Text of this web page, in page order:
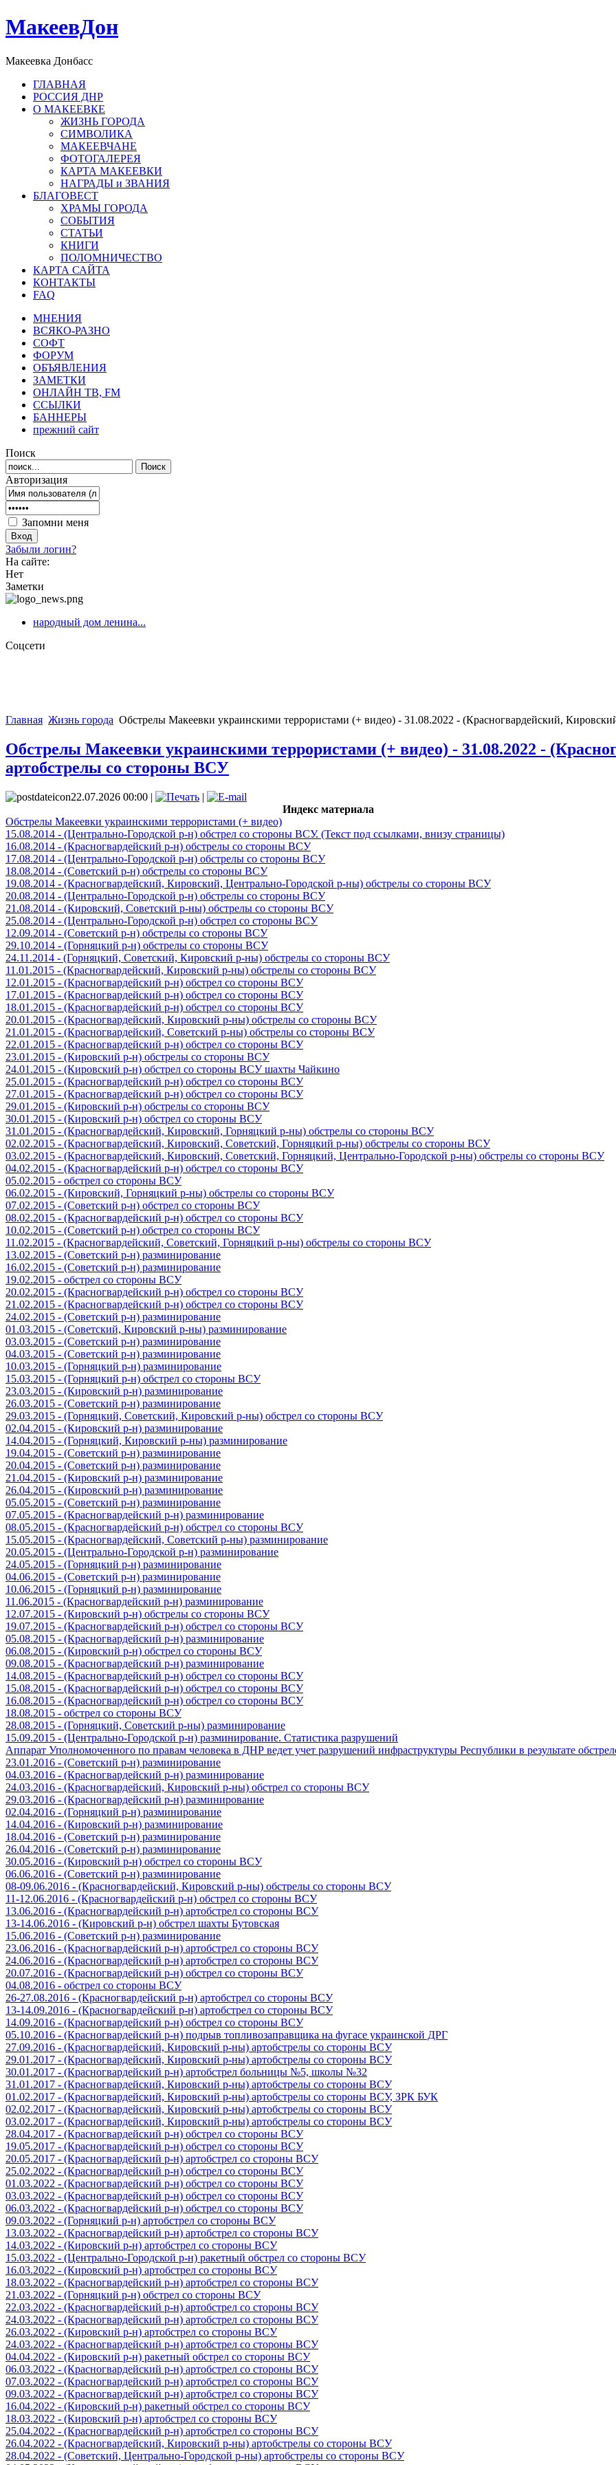
МакеевДон
Макеевка Донбасс
ГЛАВНАЯ
РОССИЯ ДНР
О МАКЕЕВКЕ
ЖИЗНЬ ГОРОДА
СИМВОЛИКА
МАКЕЕВЧАНЕ
ФОТОГАЛЕРЕЯ
КАРТА МАКЕЕВКИ
НАГРАДЫ и ЗВАНИЯ
БЛАГОВЕСТ
ХРАМЫ ГОРОДА
СОБЫТИЯ
СТАТЬИ
КНИГИ
ПОЛОМНИЧЕСТВО
КАРТА САЙТА
КОНТАКТЫ
FAQ
МНЕНИЯ
ВСЯКО-РАЗНО
СОФТ
ФОРУМ
ОБЪЯВЛЕНИЯ
ЗАМЕТКИ
ОНЛАЙН ТВ, FM
ССЫЛКИ
БАННЕРЫ
прежний сайт
Поиск
Авторизация
Запомни меня
Забыли логин?
На сайте:
Нет
Заметки
народный дом ленина...
Соцсети
Главная Жизнь города Обстрелы Макеевки украинскими террористами (+ видео) - 31.08.2022 - (Красногвардейский,
Обстрелы Макеевки украинскими террористами (+ видео) - 31.08.2022 -
артобстрелы со стороны ВСУ
22.07.2026 00:00 |
|
Индекс материала
Обстрелы Макеевки украинскими террористами (+ видео)
15.08.2014 - (Центрально-Городской р-н) обстрел со стороны ВСУ. (Текст под ссылками, внизу страницы)
16.08.2014 - (Красногвардейский р-н) обстрелы со стороны ВСУ
17.08.2014 - (Центрально-Городской р-н) обстрелы со стороны ВСУ
18.08.2014 - (Советский р-н) обстрелы со стороны ВСУ
19.08.2014 - (Красногвардейский, Кировский, Центрально-Городской р-ны) обстрелы со стороны ВСУ
20.08.2014 - (Центрально-Городской р-н) обстрелы со стороны ВСУ
21.08.2014 - (Кировский, Советский р-ны) обстрелы со стороны ВСУ
25.08.2014 - (Центрально-Городской р-н) обстрел со стороны ВСУ
12.09.2014 - (Советский р-н) обстрелы со стороны ВСУ
29.10.2014 - (Горняцкий р-н) обстрелы со стороны ВСУ
24.11.2014 - (Горняцкий, Советский, Кировский р-ны) обстрелы со стороны ВСУ
11.01.2015 - (Красногвардейский, Кировский р-ны) обстрелы со стороны ВСУ
12.01.2015 - (Красногвардейский р-н) обстрел со стороны ВСУ
17.01.2015 - (Красногвардейский р-н) обстрел со стороны ВСУ
18.01.2015 - (Красногвардейский р-н) обстрел со стороны ВСУ
20.01.2015 - (Красногвардейский, Кировский р-ны) обстрелы со стороны ВСУ
21.01.2015 - (Красногвардейский, Советский р-ны) обстрелы со стороны ВСУ
22.01.2015 - (Красногвардейский р-н) обстрел со стороны ВСУ
23.01.2015 - (Кировский р-н) обстрелы со стороны ВСУ
24.01.2015 - (Кировский р-н) обстрел со стороны ВСУ шахты Чайкино
25.01.2015 - (Красногвардейский р-н) обстрел со стороны ВСУ
27.01.2015 - (Красногвардейский р-н) обстрел со стороны ВСУ
29.01.2015 - (Кировский р-н) обстрелы со стороны ВСУ
30.01.2015 - (Кировский р-н) обстрел со стороны ВСУ
31.01.2015 - (Красногвардейский, Кировский, Горняцкий р-ны) обстрелы со стороны ВСУ
02.02.2015 - (Красногвардейский, Кировский, Советский, Горняцкий р-ны) обстрелы со стороны ВСУ
03.02.2015 - (Красногвардейский, Кировский, Советский, Горняцкий, Центрально-Городской р-ны) обстрелы со стороны ВСУ
04.02.2015 - (Красногвардейский р-н) обстрел со стороны ВСУ
05.02.2015 - обстрел со стороны ВСУ
06.02.2015 - (Кировский, Горняцкий р-ны) обстрелы со стороны ВСУ
07.02.2015 - (Советский р-н) обстрел со стороны ВСУ
08.02.2015 - (Красногвардейский р-н) обстрел со стороны ВСУ
10.02.2015 - (Советский р-н) обстрел со стороны ВСУ
11.02.2015 - (Красногвардейский, Советский, Горняцкий р-ны) обстрелы со стороны ВСУ
13.02.2015 - (Советский р-н) разминирование
16.02.2015 - (Советский р-н) разминирование
19.02.2015 - обстрел со стороны ВСУ
20.02.2015 - (Красногвардейский р-н) обстрел со стороны ВСУ
21.02.2015 - (Красногвардейский р-н) обстрел со стороны ВСУ
24.02.2015 - (Советский р-н) разминирование
01.03.2015 - (Советский, Кировский р-ны) разминирование
03.03.2015 - (Советский р-н) разминирование
04.03.2015 - (Советский р-н) разминирование
10.03.2015 - (Горняцкий р-н) разминирование
15.03.2015 - (Горняцкий р-н) обстрел со стороны ВСУ
23.03.2015 - (Кировский р-н) разминирование
26.03.2015 - (Советский р-н) разминирование
29.03.2015 - (Горняцкий, Советский, Кировский р-ны) обстрел со стороны ВСУ
02.04.2015 - (Кировский р-н) разминирование
14.04.2015 - (Горняцкий, Кировский р-ны) разминирование
19.04.2015 - (Советский р-н) разминирование
20.04.2015 - (Советский р-н) разминирование
21.04.2015 - (Кировский р-н) разминирование
26.04.2015 - (Кировский р-н) разминирование
05.05.2015 - (Советский р-н) разминирование
07.05.2015 - (Красногвардейский р-н) разминирование
08.05.2015 - (Красногвардейский р-н) обстрел со стороны ВСУ
15.05.2015 - (Красногвардейский, Советский р-ны) разминирование
20.05.2015 - (Центрально-Городской р-н) разминирование
24.05.2015 - (Горняцкий р-н) разминирование
04.06.2015 - (Советский р-н) разминирование
10.06.2015 - (Горняцкий р-н) разминирование
11.06.2015 - (Красногвардейский р-н) разминирование
12.07.2015 - (Кировский р-н) обстрелы со стороны ВСУ
19.07.2015 - (Красногвардейский р-н) обстрел со стороны ВСУ
05.08.2015 - (Красногвардейский р-н) разминирование
06.08.2015 - (Кировский р-н) обстрел со стороны ВСУ
09.08.2015 - (Красногвардейский р-н) разминирование
14.08.2015 - (Красногвардейский р-н) обстрел со стороны ВСУ
15.08.2015 - (Красногвардейский р-н) обстрел со стороны ВСУ
16.08.2015 - (Красногвардейский р-н) обстрел со стороны ВСУ
18.08.2015 - обстрел со стороны ВСУ
28.08.2015 - (Горняцкий, Советский р-ны) разминирование
15.09.2015 - (Центрально-Городской р-н) разминирование. Статистика разрушений
Аппарат Уполномоченного по правам человека в ДНР ведет учет разрушений инфраструктуры Республики в результате
23.01.2016 - (Советский р-н) разминирование
04.03.2016 - (Красногвардейский р-н) разминирование
24.03.2016 - (Красногвардейский, Кировский р-ны) обстрел со стороны ВСУ
29.03.2016 - (Красногвардейский р-н) разминирование
02.04.2016 - (Горняцкий р-н) разминирование
14.04.2016 - (Кировский р-н) разминирование
18.04.2016 - (Советский р-н) разминирование
26.04.2016 - (Советский р-н) разминирование
30.05.2016 - (Кировский р-н) обстрел со стороны ВСУ
06.06.2016 - (Советский р-н) разминирование
08-09.06.2016 - (Красногвардейский, Кировский р-ны) обстрелы со стороны ВСУ
11-12.06.2016 - (Красногвардейский р-н) обстрел со стороны ВСУ
13.06.2016 - (Красногвардейский р-н) артобстрел со стороны ВСУ
13-14.06.2016 - (Кировский р-н) обстрел шахты Бутовская
15.06.2016 - (Советский р-н) разминирование
23.06.2016 - (Красногвардейский р-н) артобстрел со стороны ВСУ
24.06.2016 - (Красногвардейский р-н) артобстрел со стороны ВСУ
20.07.2016 - (Красногвардейский р-н) обстрел со стороны ВСУ
04.08.2016 - обстрел со стороны ВСУ
26-27.08.2016 - (Красногвардейский р-н) артобстрел со стороны ВСУ
13-14.09.2016 - (Красногвардейский р-н) артобстрел со стороны ВСУ
14.09.2016 - (Красногвардейский р-н) обстрел со стороны ВСУ
05.10.2016 - (Красногвардейский р-н) подрыв топливозаправщика на фугасе украинской ДРГ
27.09.2016 - (Красногвардейский, Кировский р-ны) артобстрелы со стороны ВСУ
29.01.2017 - (Красногвардейский, Кировский р-ны) артобстрелы со стороны ВСУ
30.01.2017 - (Красногвардейский р-н) артобстрел больницы №5, школы №32
31.01.2017 - (Красногвардейский, Кировский р-ны) артобстрелы со стороны ВСУ
01.02.2017 - (Красногвардейский, Кировский р-ны) артобстрелы со стороны ВСУ, ЗРК БУК
02.02.2017 - (Красногвардейский, Кировский р-ны) артобстрелы со стороны ВСУ
03.02.2017 - (Красногвардейский, Кировский р-ны) артобстрелы со стороны ВСУ
28.04.2017 - (Красногвардейский р-н) обстрел со стороны ВСУ
19.05.2017 - (Красногвардейский р-н) обстрел со стороны ВСУ
20.05.2017 - (Красногвардейский р-н) артобстрел со стороны ВСУ
25.02.2022 - (Красногвардейский р-н) обстрел со стороны ВСУ
01.03.2022 - (Красногвардейский р-н) обстрел со стороны ВСУ
03.03.2022 - (Красногвардейский р-н) обстрел со стороны ВСУ
06.03.2022 - (Красногвардейский р-н) обстрел со стороны ВСУ
09.03.2022 - (Горняцкий р-н) артобстрел со стороны ВСУ
13.03.2022 - (Красногвардейский р-н) артобстрел со стороны ВСУ
14.03.2022 - (Кировский р-н) артобстрел со стороны ВСУ
15.03.2022 - (Центрально-Городской р-н) ракетный обстрел со стороны ВСУ
16.03.2022 - (Кировский р-н) артобстрел со стороны ВСУ
18.03.2022 - (Красногвардейский р-н) артобстрел со стороны ВСУ
21.03.2022 - (Горняцкий р-н) обстрел со стороны ВСУ
22.03.2022 - (Красногвардейский р-н) артобстрел со стороны ВСУ
24.03.2022 - (Красногвардейский р-н) артобстрел со стороны ВСУ
26.03.2022 - (Кировский р-н) артобстрел со стороны ВСУ
24.03.2022 - (Красногвардейский р-н) артобстрел со стороны ВСУ
04.04.2022 - (Кировский р-н) ракетный обстрел со стороны ВСУ
06.03.2022 - (Красногвардейский р-н) артобстрел со стороны ВСУ
07.03.2022 - (Красногвардейский р-н) артобстрел со стороны ВСУ
09.03.2022 - (Красногвардейский р-н) артобстрел со стороны ВСУ
16.04.2022 - (Кировский р-н) ракетный обстрел со стороны ВСУ
18.03.2022 - (Кировский р-н) артобстрел со стороны ВСУ
25.04.2022 - (Красногвардейский р-н) артобстрел со стороны ВСУ
26.04.2022 - (Красногвардейский, Кировский р-ны) артобстрелы со стороны ВСУ
28.04.2022 - (Советский, Центрально-Городской р-ны) артобстрелы со стороны ВСУ